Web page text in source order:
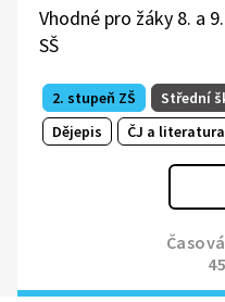
Vhodné pro žáky 8. a
SŠ
2. stupeň ZŠ
Střední
Dějepis
ČJ a literatura